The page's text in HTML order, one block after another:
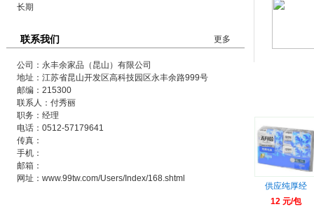
长期
联系我们 更多
公司：永丰余家品（昆山）有限公司
地址：江苏省昆山开发区高科技园区永丰余路999号
邮编：215300
联系人：付秀丽
职务：经理
电话：0512-57179641
传真：
手机：
邮箱：
网址：www.99tw.com/Users/Index/168.shtml
供应纯厚经
12 元/包